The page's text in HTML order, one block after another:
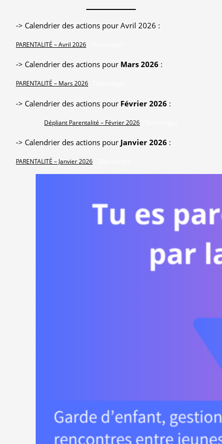
-> Calendrier des actions pour Avril 2026 :
PARENTALITÉ – Avril 2026
-> Calendrier des actions pour Mars 2026 :
PARENTALITÉ – Mars 2026
-> Calendrier des actions pour Février 2026 :
Dépliant Parentalité – Février 2026
-> Calendrier des actions pour Janvier 2026 :
PARENTALITÉ – Janvier 2026